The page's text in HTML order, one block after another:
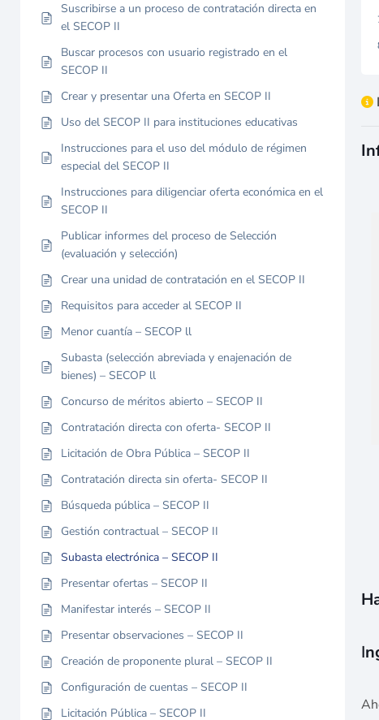
Suscribirse a un proceso de contratación directa en
el SECOP II
Buscar procesos con usuario registrado en el
SECOP II
Crear y presentar una Oferta en SECOP II
Uso del SECOP II para instituciones educativas
Instrucciones para el uso del módulo de régimen
especial del SECOP II
Instrucciones para diligenciar oferta económica en el
SECOP II
Publicar informes del proceso de Selección
(evaluación y selección)
Crear una unidad de contratación en el SECOP II
Requisitos para acceder al SECOP II
Menor cuantía – SECOP ll
Subasta (selección abreviada y enajenación de
bienes) – SECOP ll
Concurso de méritos abierto – SECOP II
Contratación directa con oferta- SECOP II
Licitación de Obra Pública – SECOP II
Contratación directa sin oferta- SECOP II
Búsqueda pública – SECOP II
Gestión contractual – SECOP II
Subasta electrónica – SECOP II
Presentar ofertas – SECOP II
Manifestar interés – SECOP II
Presentar observaciones – SECOP II
Creación de proponente plural – SECOP II
Configuración de cuentas – SECOP II
Licitación Pública – SECOP II
I